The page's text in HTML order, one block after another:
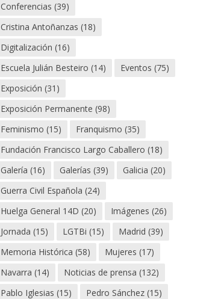
Conferencias (39)
Cristina Antoñanzas (18)
Digitalización (16)
Escuela Julián Besteiro (14) Eventos (75)
Exposición (31)
Exposición Permanente (98)
Feminismo (15) Franquismo (35)
Fundación Francisco Largo Caballero (18)
Galería (16) Galerías (39) Galicia (20)
Guerra Civil Española (24)
Huelga General 14D (20) Imágenes (26)
Jornada (15) LGTBi (15) Madrid (39)
Memoria Histórica (58) Mujeres (17)
Navarra (14) Noticias de prensa (132)
Pablo Iglesias (15) Pedro Sánchez (15)